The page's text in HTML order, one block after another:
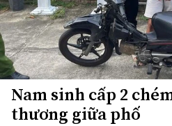
Nam sinh cấp 2
thương giữa phố